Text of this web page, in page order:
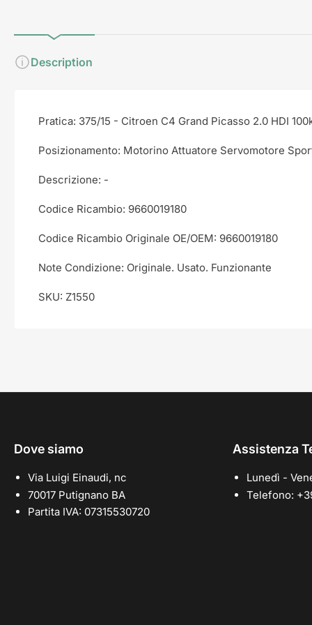
Description
Pratica: 375/15 - Citroen C4 Grand Picasso 2.0 HDI
Posizionamento: Motorino Attuatore Servomotore
Descrizione: -
Codice Ricambio: 9660019180
Codice Ricambio Originale OE/OEM: 9660019180
Note Condizione: Originale. Usato. Funzionante
SKU: Z1550
Dove siamo
Via Luigi Einaudi, nc
70017 Putignano BA
Partita IVA: 07315530720
Assistenza
Lunedì -
Telefono: